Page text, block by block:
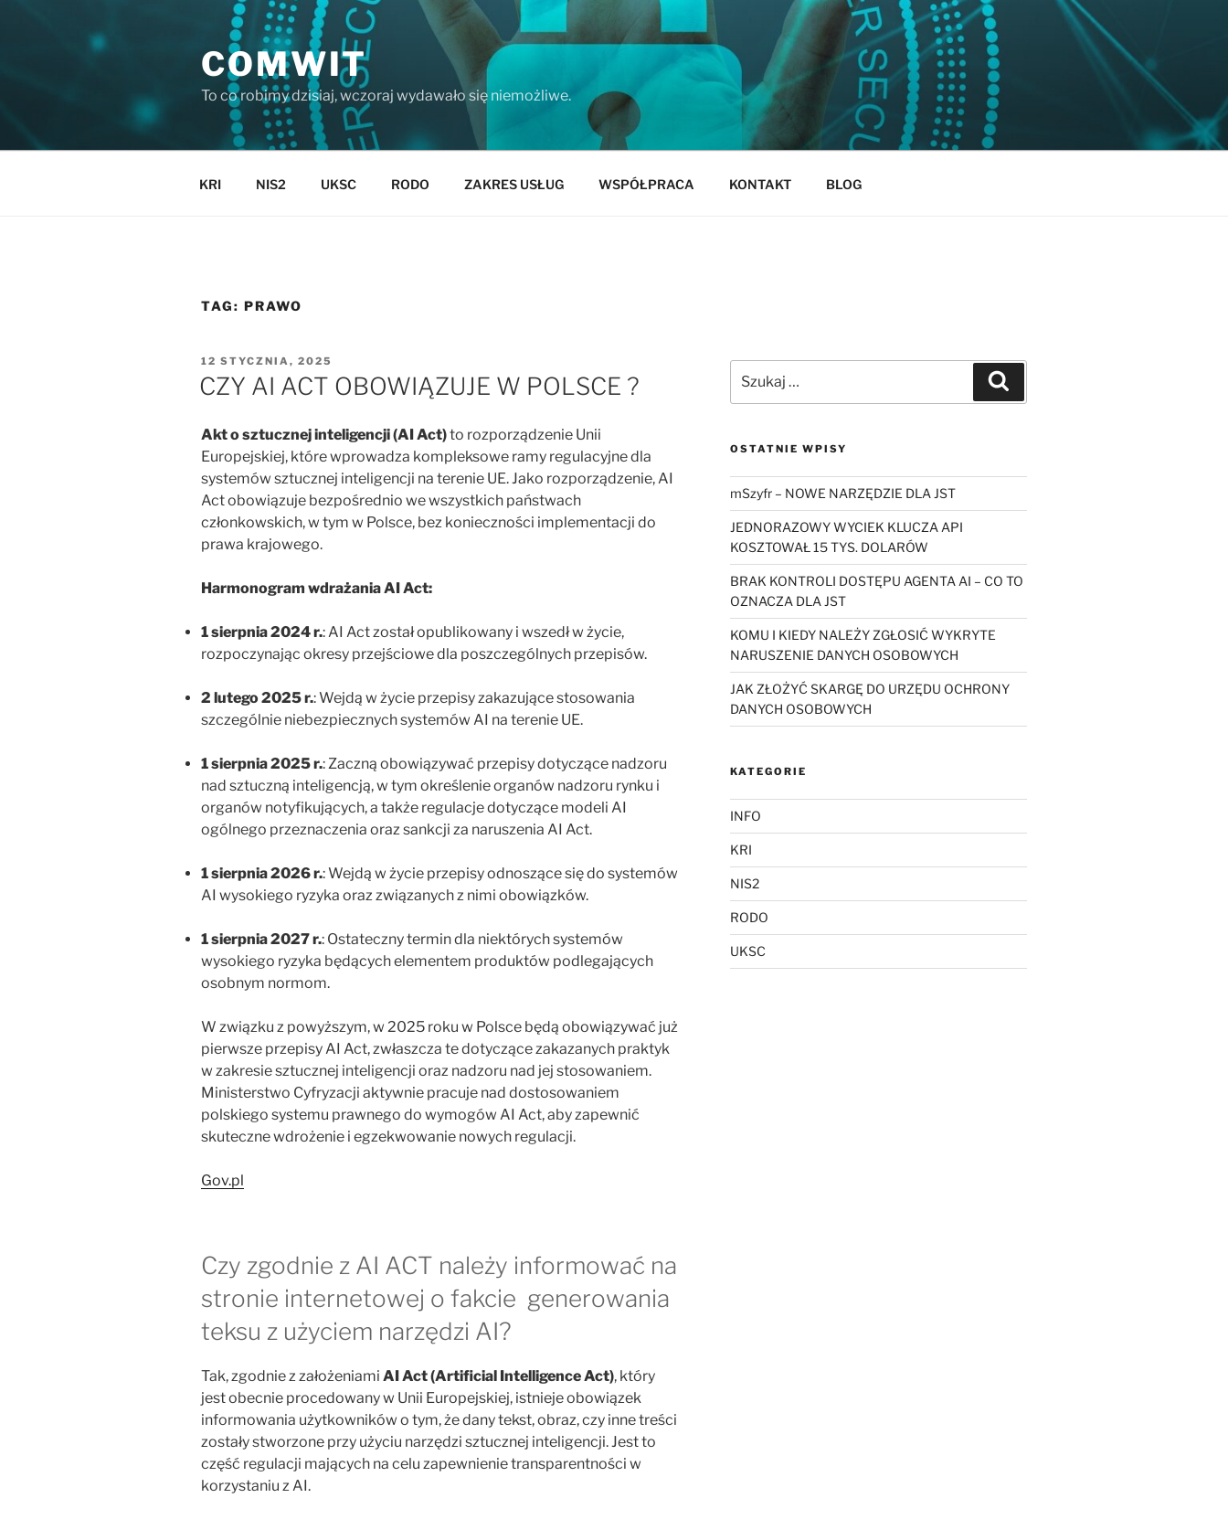
COMWIT
To co robimy dzisiaj, wczoraj wydawało się niemożliwe.
KRI NIS2 UKSC RODO ZAKRES USŁUG WSPÓŁPRACA KONTAKT BLOG
TAG: PRAWO
OPUBLIKOWANE
W
12 STYCZNIA, 2025
CZY AI ACT OBOWIĄZUJE W POLSCE ?
Akt o sztucznej inteligencji (AI Act)to rozporządzenie Unii
Europejskiej, które wprowadza kompleksowe ramy regulacyjne dla
systemów sztucznej inteligencji na terenie UE. Jako rozporządzenie, AI
Act obowiązuje bezpośrednio we wszystkich państwach
członkowskich, w tym w Polsce, bez konieczności implementacji do
prawa krajowego.
Harmonogram wdrażania AI Act:
1 sierpnia 2024 r.: AI Act został opublikowany i wszedł w życie,
rozpoczynając okresy przejściowe dla poszczególnych przepisów.
2 lutego 2025 r.: Wejdą w życie przepisy zakazujące stosowania
szczególnie niebezpiecznych systemów AI na terenie UE.
1 sierpnia 2025 r.: Zaczną obowiązywać przepisy dotyczące nadzoru
nad sztuczną inteligencją, w tym określenie organów nadzoru rynku i
organów notyfikujących, a także regulacje dotyczące modeli AI
ogólnego przeznaczenia oraz sankcji za naruszenia AI Act.
1 sierpnia 2026 r.: Wejdą w życie przepisy odnoszące się do systemów
AI wysokiego ryzyka oraz związanych z nimi obowiązków.
1 sierpnia 2027 r.: Ostateczny termin dla niektórych systemów
wysokiego ryzyka będących elementem produktów podlegających
osobnym normom.
W związku z powyższym, w 2025 roku w Polsce będą obowiązywać już
pierwsze przepisy AI Act, zwłaszcza te dotyczące zakazanych praktyk
w zakresie sztucznej inteligencji oraz nadzoru nad jej stosowaniem.
Ministerstwo Cyfryzacji aktywnie pracuje nad dostosowaniem
polskiego systemu prawnego do wymogów AI Act, aby zapewnić
skuteczne wdrożenie i egzekwowanie nowych regulacji.
Gov.pl
Czy zgodnie z AI ACT należy informować na
stronie internetowej o fakcie generowania
teksu z użyciem narzędzi AI?
Tak, zgodnie z założeniami AI Act (Artificial Intelligence Act), który
jest obecnie procedowany w Unii Europejskiej, istnieje obowiązek
informowania użytkowników o tym, że dany tekst, obraz, czy inne treści
zostały stworzone przy użyciu narzędzi sztucznej inteligencji. Jest to
część regulacji mających na celu zapewnienie transparentności w
korzystaniu z AI.
OSTATNIE WPISY
mSzyfr – NOWE NARZĘDZIE DLA JST
JEDNORAZOWY WYCIEK KLUCZA API
KOSZTOWAŁ 15 TYS. DOLARÓW
BRAK KONTROLI DOSTĘPU AGENTA AI – CO TO
OZNACZA DLA JST
KOMU I KIEDY NALEŻY ZGŁOSIĆ WYKRYTE
NARUSZENIE DANYCH OSOBOWYCH
JAK ZŁOŻYĆ SKARGĘ DO URZĘDU OCHRONY
DANYCH OSOBOWYCH
KATEGORIE
INFO
KRI
NIS2
RODO
UKSC